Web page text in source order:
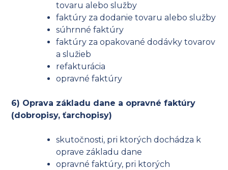
tovaru alebo služby
faktúry za dodanie tovaru alebo služby
súhrnné faktúry
faktúry za opakované dodávky tovarov
a služieb
refakturácia
opravné faktúry
6) Oprava základu dane a opravné faktúry
(dobropisy, ťarchopisy)
skutočnosti, pri ktorých dochádza k
oprave základu dane
opravné faktúry, pri ktorých